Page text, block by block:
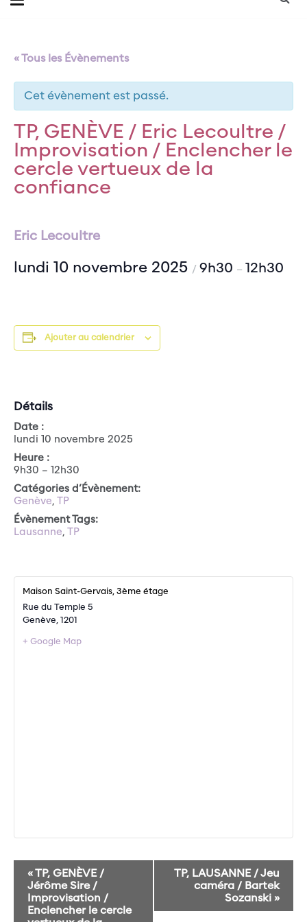
« Tous les Évènements
Cet évènement est passé.
TP, GENÈVE / Eric Lecoultre /
Improvisation / Enclencher le
cercle vertueux de la
confiance
Eric Lecoultre
lundi 10 novembre 2025 / 9h30 – 12h30
Ajouter au calendrier
Détails
Date :
lundi 10 novembre 2025
Heure :
9h30 – 12h30
Catégories d’Évènement:
Genève, TP
Évènement Tags:
Lausanne, TP
Maison Saint-Gervais, 3ème étage
Rue du Temple 5
Genève 1201
+ Google Map
Navigation
Évènement
«TP, GENÈVE /
Jérôme Sire /
Improvisation /
Enclencher le cercle
TP, LAUSANNE / Jeu
caméra / Bartek
Sozanski »